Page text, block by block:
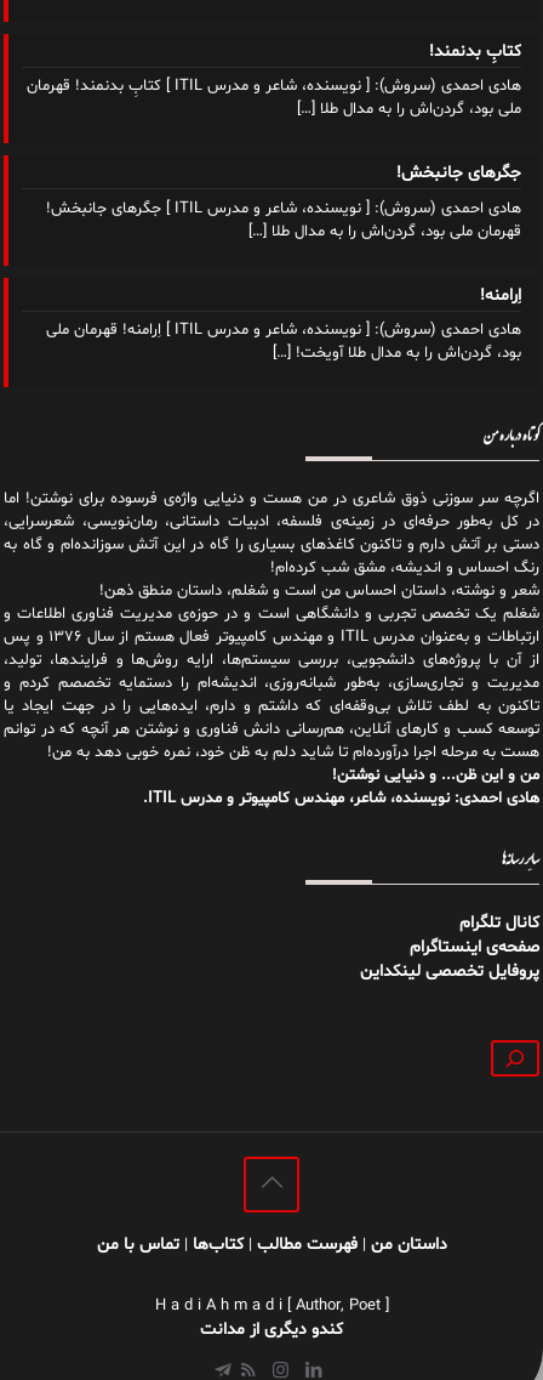
کتابِ بدنمند!
هادی احمدی (سروش): [ نویسنده، شاعر و مدرس ITIL ] کتابِ بدنمند! قهرمان
ملی بود، گردن‌اش را به مدال طلا […]
جگرهای جانبخش!
هادی احمدی (سروش): [ نویسنده، شاعر و مدرس ITIL ] جگرهای جانبخش!
قهرمان ملی بود، گردن‌اش را به مدال طلا […]
اِرامنه!
هادی احمدی (سروش): [ نویسنده، شاعر و مدرس ITIL ] اِرامنه! قهرمان ملی
بود، گردن‌اش را به مدال طلا آویخت! […]
کوتاه درباره من
اگرچه سر سوزنی ذوق شاعری در من هست و دنیایی واژه‌‌ی فرسوده برای نوشتن! اما
در کل به‌طور حرفه‌ای در زمینه‌ی فلسفه، ادبیات داستانی، رمان‌نویسی، شعرسرایی،
دستی بر آتش دارم و تاکنون کاغذهای بسیاری را گاه در این آتش سوزانده‌ام و گاه به
رنگ احساس و اندیشه، مشق شب کرده‌ام!
شعر و نوشته، داستان احساس من است و شغلم، داستان منطق ذهن!
شغلم یک تخصص تجربی و دانشگاهی است و در حوزه‌ی مدیریت فناوری اطلاعات و
ارتباطات و به‌عنوان مدرس ITIL و مهندس کامپیوتر فعال هستم از سال ۱۳۷۶ و پس
از آن با پروژه‌های دانشجویی، بررسی سیستم‌ها، ارایه روش‌ها و فرایندها، تولید،
مدیریت و تجاری‌سازی، به‌طور شبانه‌روزی، اندیشه‌ام را دستمایه تخصصم کردم و
تاکنون به لطف تلاش بی‌وقفه‌ای که داشتم و دارم، اید‌ه‌هایی را در جهت ایجاد یا
توسعه کسب و کارهای آنلاین، هم‌رسانی دانش فناوری و نوشتن هر آنچه که در توانم
هست به مرحله اجرا درآورده‌ام تا شاید دلم به ظن خود، نمره خوبی دهد به من!
من و این ظن... و دنیایی نوشتن!
هادی احمدی: نویسنده، شاعر، مهندس کامپیوتر و مدرس ITIL.
سایر رسانه‌ها
کانال تلگرام
صفحه‌ی اینستاگرام
پروفایل تخصصی لینکداین
جستجو
داستان من |فهرست مطالب |کتاب‌ها |تماس با من
H a d i A h m a d i [ Author, Poet ]
کندو دیگری از مدانت